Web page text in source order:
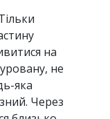
на
не
яка
Через